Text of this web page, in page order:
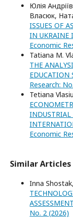
Юлія
Власюк,
ISSUES OF
IN UKRAINE
Economic
Tatiana M.
THE
EDUCATION
Research:
Tetiana
INDUSTRIAL
Economic
Similar Articles
Inna Shostak,
ASSESSMENT
No. 2 (2026)